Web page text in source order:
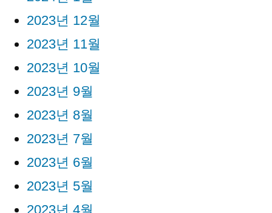
2023년 12월
2023년 11월
2023년 10월
2023년 9월
2023년 8월
2023년 7월
2023년 6월
2023년 5월
2023년 4월